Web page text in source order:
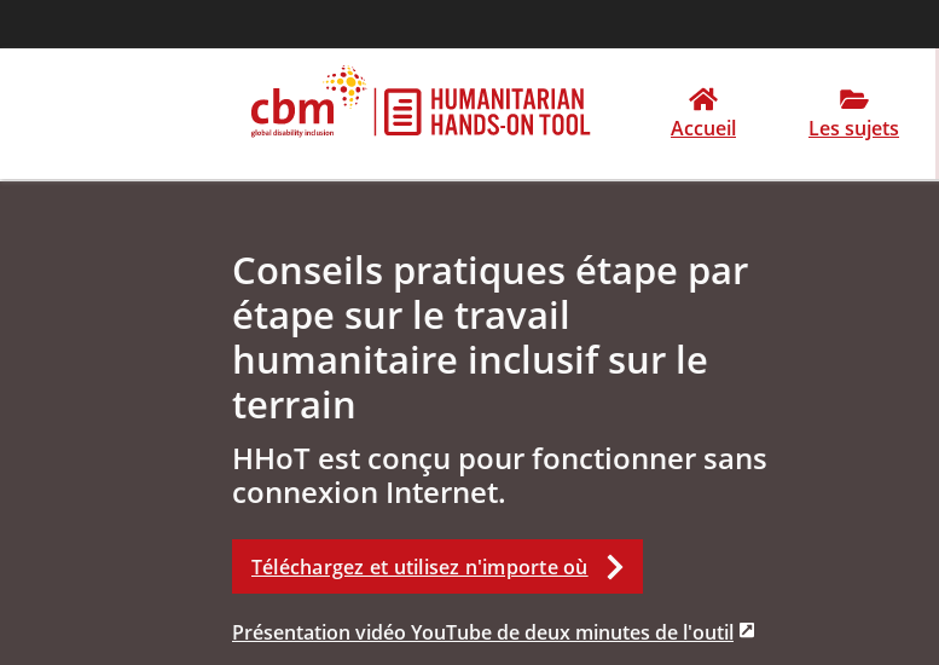
Accueil Les sujets
Conseils pratiques étape par
étape sur le travail
humanitaire inclusif sur le
terrain
HHoT est conçu pour fonctionner sans
connexion Internet.
Téléchargez et utilisez n'importe où
Présentation vidéo YouTube de deux minutes de l'outil